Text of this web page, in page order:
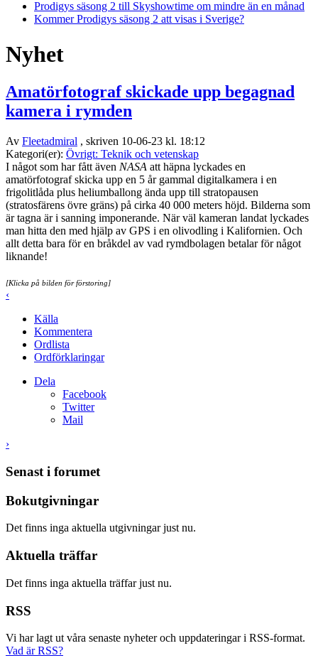
Prodigys säsong 2 till Skyshowtime om mindre än en månad
Kommer Prodigys säsong 2 att visas i Sverige?
Nyhet
Amatörfotograf skickade upp begagnad
kamera i rymden
Av Fleetadmiral , skriven 10-06-23 kl. 18:12
Kategori(er): Övrigt: Teknik och vetenskap
I något som har fått även NASA att häpna lyckades en
amatörfotograf skicka upp en 5 år gammal digitalkamera i en
frigolitlåda plus heliumballong ända upp till stratopausen
(stratosfärens övre gräns) på cirka 40 000 meters höjd. Bilderna som
är tagna är i sanning imponerande. När väl kameran landat lyckades
man hitta den med hjälp av GPS i en olivodling i Kalifornien. Och
allt detta bara för en bråkdel av vad rymdbolagen betalar för något
liknande!
[Klicka på bilden för förstoring]
‹
Källa
Kommentera
Ordlista
Ordförklaringar
Dela
Facebook
Twitter
Mail
›
Senast i forumet
Bokutgivningar
Det finns inga aktuella utgivningar just nu.
Aktuella träffar
Det finns inga aktuella träffar just nu.
RSS
Vi har lagt ut våra senaste nyheter och uppdateringar i RSS-format.
Vad är RSS?